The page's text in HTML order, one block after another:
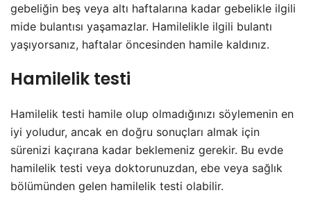
gebeliğin beş veya altı haftalarına kadar gebelikle ilgili
mide bulantısı yaşamazlar. Hamilelikle ilgili bulantı
yaşıyorsanız, haftalar öncesinden hamile kaldınız.
Hamilelik testi
Hamilelik testi hamile olup olmadığınızı söylemenin en
iyi yoludur, ancak en doğru sonuçları almak için
sürenizi kaçırana kadar beklemeniz gerekir. Bu evde
hamilelik testi veya doktorunuzdan, ebe veya sağlık
bölümünden gelen hamilelik testi olabilir.